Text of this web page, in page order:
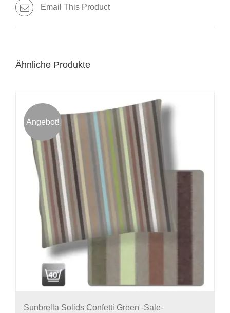
Email This Product
Ähnliche Produkte
Angebot!
Sunbrella Solids Confetti Green -Sale-